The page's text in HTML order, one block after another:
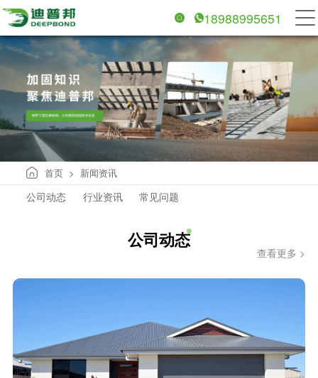
18988995651
首页> 新闻资讯
公司动态 行业资讯 常见问题
公司动态
查看更多 >